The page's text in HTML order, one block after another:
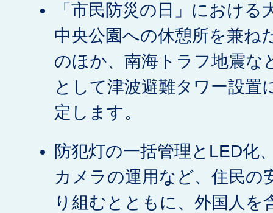
「市民防災の日」における
中央公園への休憩所を兼ね
のほか、南海トラフ地震な
として津波避難タワー設置
定します。
防犯灯の一括管理とLED化
カメラの運用など、住民の
り組むとともに、外国人を